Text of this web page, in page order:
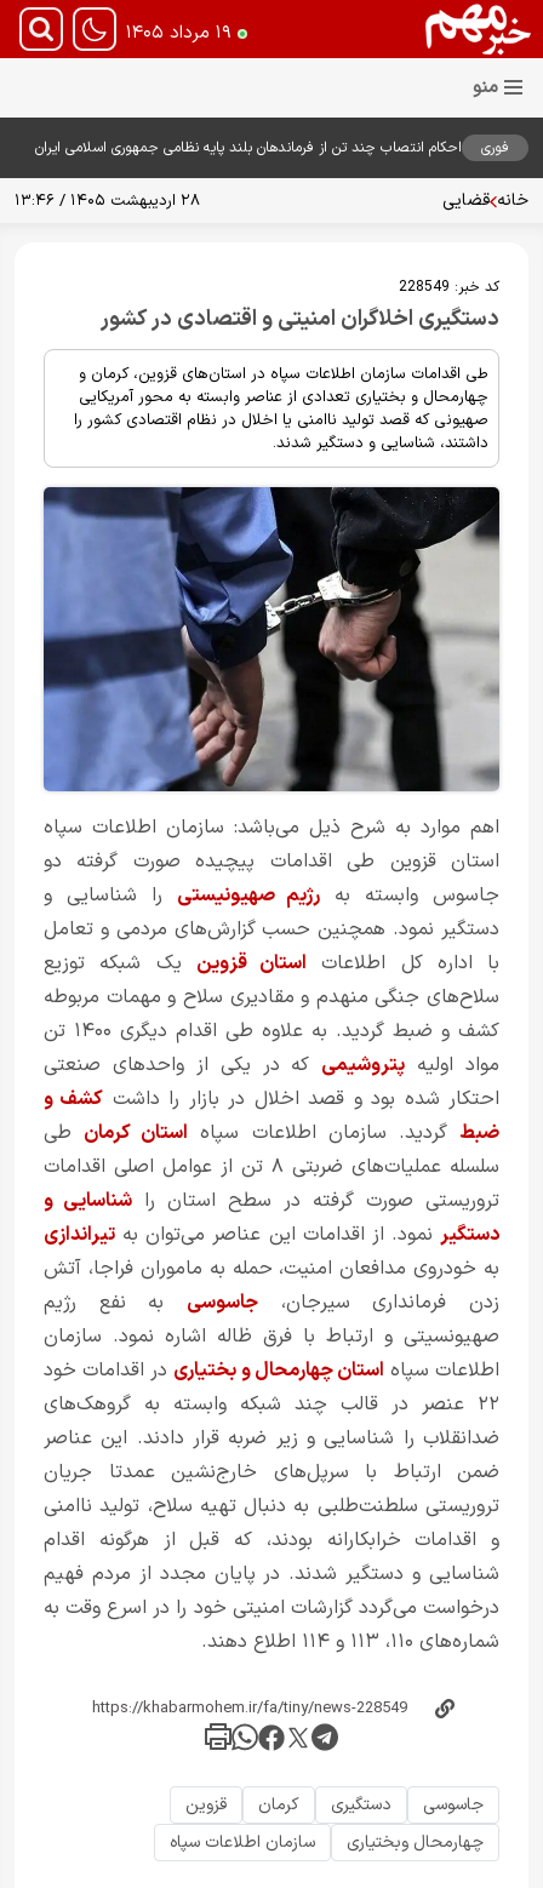
۱۹ مرداد ۱۴۰۵
فوری
احکام انتصاب چند تن از فرماندهان بلند پایه نظامی جمهوری اسلامی ایران
خانه قضایی ۲۸ اردیبهشت ۱۴۰۵ / ۱۳:۴۶
کد خبر: 228549
دستگیری اخلاگران امنیتی و اقتصادی در کشور
طی اقدامات سازمان اطلاعات سپاه در استان‌های قزوین، کرمان و
چهارمحال و بختیاری تعدادی از عناصر وابسته به محور آمریکایی
صهیونی که قصد تولید ناامنی یا اخلال در نظام اقتصادی کشور را
داشتند، شناسایی و دستگیر شدند.
اهم موارد به شرح ذیل می‌باشد: سازمان اطلاعات سپاه
استان قزوین طی اقدامات پیچیده صورت گرفته دو
جاسوس وابسته به رژیم صهیونیستی را شناسایی و
دستگیر نمود. همچنین حسب گزارش‌های مردمی و تعامل
با اداره کل اطلاعات استان قزوین یک شبکه توزیع
سلاح‌‌های جنگی منهدم و مقادیری سلاح و مهمات مربوطه
کشف و ضبط گردید. به علاوه طی اقدام دیگری ۱۴۰۰ تن
مواد اولیه پتروشیمی که در یکی از واحدهای صنعتی
احتکار شده بود و قصد اخلال در بازار را داشت کشف و
ضبط گردید. سازمان اطلاعات سپاه استان کرمان طی
سلسله عملیات‌های ضربتی ۸ تن از عوامل اصلی اقدامات
تروریستی صورت گرفته در سطح استان را شناسایی و
دستگیر نمود. از اقدامات این عناصر می‌توان به تیراندازی
به خودروی مدافعان امنیت، حمله به ماموران فراجا، آتش
زدن فرمانداری سیرجان، جاسوسی به نفع رژیم
صهیونسیتی و ارتباط با فرق ظاله اشاره نمود. سازمان
اطلاعات سپاه استان چهارمحال و بختیاری در اقدامات خود
۲۲ عنصر در قالب چند شبکه وابسته به گروهک‌های
ضدانقلاب را شناسایی و زیر ضربه قرار دادند. این عناصر
ضمن ارتباط با سرپل‌های خارج‌نشین عمدتا جریان
تروریستی سلطنت‌طلبی به دنبال تهیه سلاح، تولید ناامنی
و اقدامات خرابکارانه بودند، که قبل از هرگونه اقدام
شناسایی و دستگیر شدند. در پایان مجدد از مردم فهیم
درخواست می‌گردد گزارشات امنیتی خود را در اسرع وقت به
شماره‌های ۱۱۰، ۱۱۳ و ۱۱۴ اطلاع دهند.
جاسوسی دستگیری کرمان
قزوین
چهارمحال وبختیاری
سازمان اطلاعات سپاه